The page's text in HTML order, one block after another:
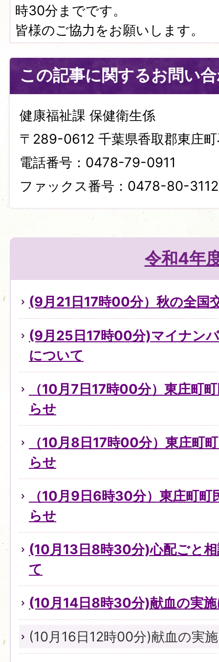
時30分までです。
皆様のご協力をお願いします。
この記事に関するお問い
健康福祉課 保健衛生係
〒289-0612 千葉県香取郡東庄
電話番号：0478-79-0911
ファックス番号：0478-80-3112
令和4年
(9月21日17時00分）秋の全国
(9月25日17時00分)マイナン
について
（10月7日17時00分）東庄町
らせ
（10月8日17時00分）東庄町
らせ
（10月9日6時30分）東庄町町
らせ
(10月13日8時30分)心配ごと
て
(10月14日8時30分)献血の実
(10月16日12時00分)献血の実